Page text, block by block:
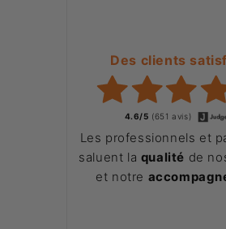
Des clients
4.6/5 (651 avis)
Les professionnels et
saluent la qualité de
et notre